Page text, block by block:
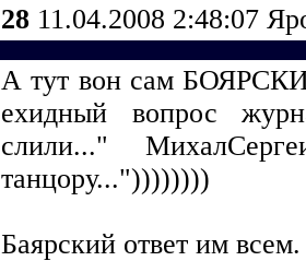
28 11.04.2008 2:48:07
А тут вон сам
ехидный вопрос
слили..."
танцору..."))))))))
Баярский ответ им